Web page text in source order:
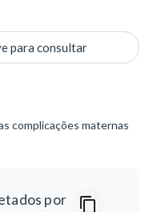
para consultar
complicações maternas
por